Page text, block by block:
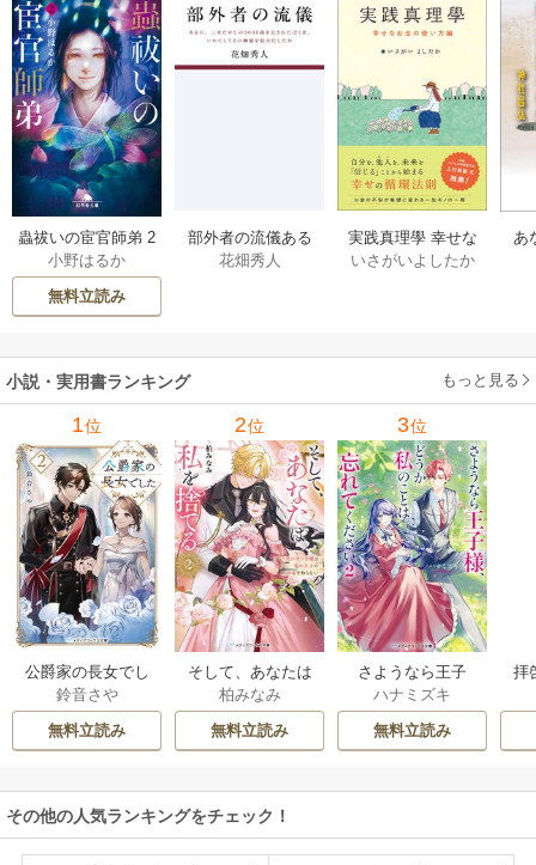
蟲祓いの宦官師弟 2
巻
小野はるか
無料立読み
部外者の流儀ある
日、三木たかしの5
したか 1巻
花畑秀人
実践真理學 幸せな
お金の使い方編 1巻
いさがいよしたか
あ
小説・実用書ランキング もっと見る
1位
公爵家の長女でし
た
鈴音さや
無料立読み
2位
そして、あなたは
私を捨てる
柏みなみ
無料立読み
3位
さようなら王子
様、どうか私のこ
とは忘れてくださ
い
ハナミズキ
無料立読み
拝
その他の人気ランキングをチェック！